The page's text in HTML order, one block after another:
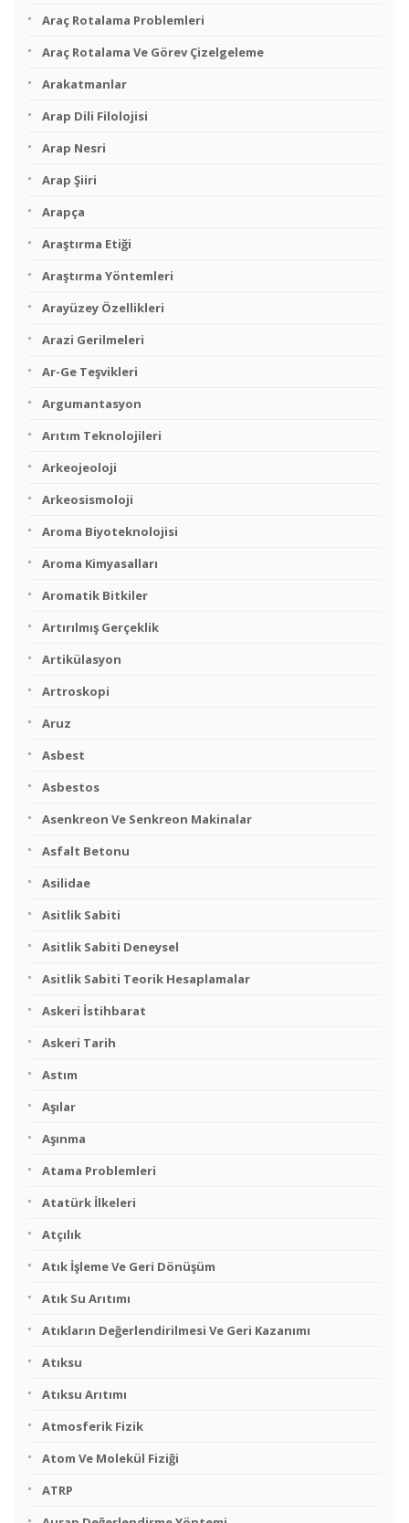
Araç Rotalama Problemleri
Araç Rotalama Ve Görev Çizelgeleme
Arakatmanlar
Arap Dili Filolojisi
Arap Nesri
Arap Şiiri
Arapça
Araştırma Etiği
Araştırma Yöntemleri
Arayüzey Özellikleri
Arazi Gerilmeleri
Ar-Ge Teşvikleri
Argumantasyon
Arıtım Teknolojileri
Arkeojeoloji
Arkeosismoloji
Aroma Biyoteknolojisi
Aroma Kimyasalları
Aromatik Bitkiler
Artırılmış Gerçeklik
Artikülasyon
Artroskopi
Aruz
Asbest
Asbestos
Asenkreon Ve Senkreon Makinalar
Asfalt Betonu
Asilidae
Asitlik Sabiti
Asitlik Sabiti Deneysel
Asitlik Sabiti Teorik Hesaplamalar
Askeri İstihbarat
Askeri Tarih
Astım
Aşılar
Aşınma
Atama Problemleri
Atatürk İlkeleri
Atçılık
Atık İşleme Ve Geri Dönüşüm
Atık Su Arıtımı
Atıkların Değerlendirilmesi Ve Geri Kazanımı
Atıksu
Atıksu Arıtımı
Atmosferik Fizik
Atom Ve Molekül Fiziği
ATRP